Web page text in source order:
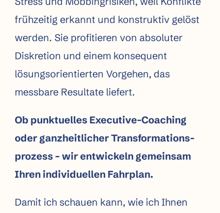
frühzeitig erkannt und konstruktiv gelöst
werden. Sie profitieren von absoluter
Diskretion und einem konsequent
lösungs­orientierten Vorgehen, das
messbare Resultate liefert.
Ob punktuelles Executive-Coaching
oder ganz­heitlicher Transformations­
prozess – wir entwickeln gemeinsam
Ihren individuellen Fahrplan.
Damit ich schauen kann, wie ich Ihnen